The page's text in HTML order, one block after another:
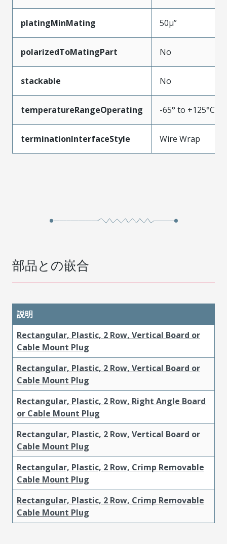
platingMinMating 50µ”
polarizedToMatingPart No
stackable No
temperatureRangeOperating -65° to +125°C
terminationInterfaceStyle Wire Wrap
部品との嵌合
説明
Rectangular, Plastic, 2 Row, Vertical Board or
Cable Mount Plug
Rectangular, Plastic, 2 Row, Vertical Board or
Cable Mount Plug
Rectangular, Plastic, 2 Row, Right Angle Board
or Cable Mount Plug
Rectangular, Plastic, 2 Row, Vertical Board or
Cable Mount Plug
Rectangular, Plastic, 2 Row, Crimp Removable
Cable Mount Plug
Rectangular, Plastic, 2 Row, Crimp Removable
Cable Mount Plug